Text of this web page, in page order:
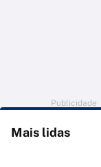
Publicidade
Mais lidas